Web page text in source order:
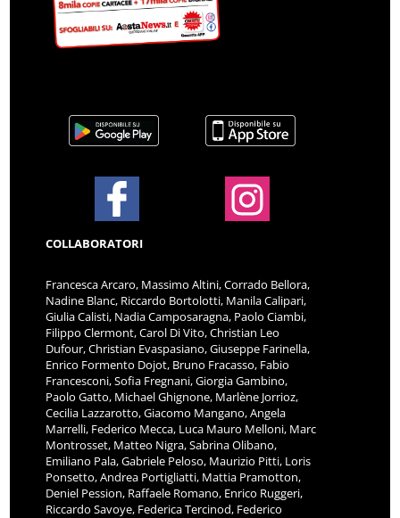
COLLABORATORI
Francesca Arcaro, Massimo Altini, Corrado Bellora,
Nadine Blanc, Riccardo Bortolotti, Manila Calipari,
Giulia Calisti, Nadia Camposaragna, Paolo Ciambi,
Filippo Clermont, Carol Di Vito, Christian Leo
Dufour, Christian Evaspasiano, Giuseppe Farinella,
Enrico Formento Dojot, Bruno Fracasso, Fabio
Francesconi, Sofia Fregnani, Giorgia Gambino,
Paolo Gatto, Michael Ghignone, Marlène Jorrioz,
Cecilia Lazzarotto, Giacomo Mangano, Angela
Marrelli, Federico Mecca, Luca Mauro Melloni, Marc
Montrosset, Matteo Nigra, Sabrina Olibano,
Emiliano Pala, Gabriele Peloso, Maurizio Pitti, Loris
Ponsetto, Andrea Portigliatti, Mattia Pramotton,
Deniel Pession, Raffaele Romano, Enrico Ruggeri,
Riccardo Savoye, Federica Tercinod, Federico